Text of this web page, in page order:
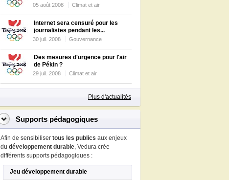
05 août 2008 Climat et air
Internet sera censuré pour les
journalistes pendant les...
30 juil. 2008 Gouvernance
Des mesures d'urgence pour l'air
de Pékin ?
29 juil. 2008 Climat et air
Plus d'actualités
Supports pédagogiques
Afin de sensibiliser tous les publics aux enjeux
du développement durable, Vedura crée
différents supports pédagogiques :
Jeu développement durable